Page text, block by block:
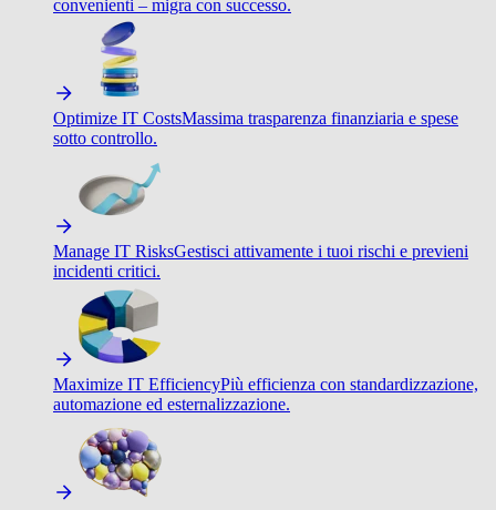
convenienti – migra con successo.
Optimize IT CostsMassima trasparenza finanziaria e spese
sotto controllo.
Manage IT RisksGestisci attivamente i tuoi rischi e previeni
incidenti critici.
Maximize IT EfficiencyPiù efficienza con standardizzazione,
automazione ed esternalizzazione.